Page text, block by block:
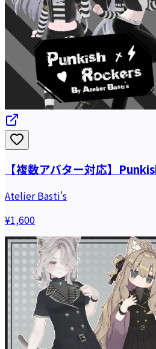
【複数アバター対応】
Atelier Basti's
¥1,600